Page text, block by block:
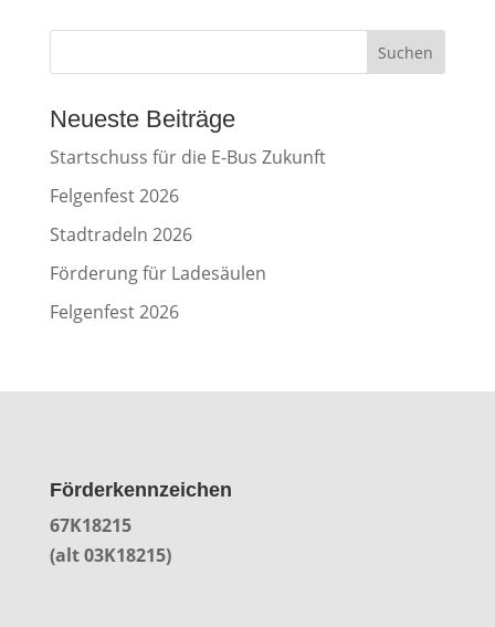
Suchen
Neueste Beiträge
Startschuss für die E-Bus Zukunft
Felgenfest 2026
Stadtradeln 2026
Förderung für Ladesäulen
Felgenfest 2026
Förderkennzeichen
67K18215
(alt 03K18215)